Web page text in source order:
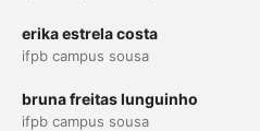
erika estrela costa
ifpb campus sousa
bruna freitas lunguinho
ifpb campus sousa